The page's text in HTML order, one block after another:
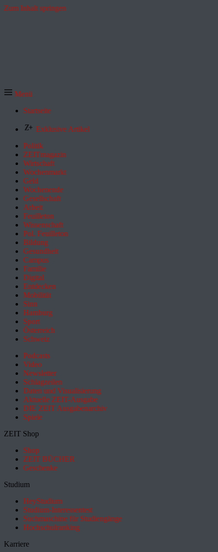
Zum Inhalt springen
Menü
Startseite
Exklusive Artikel
Politik
ZEITmagazin
Wirtschaft
Wochenmarkt
Geld
Wochenende
Gesellschaft
Arbeit
Feuilleton
Wissenschaft
Pol. Feuilleton
Bildung
Gesundheit
Campus
Familie
Digital
Entdecken
Mobilität
Sinn
Hamburg
Sport
Österreich
Schweiz
Podcasts
Video
Newsletter
Schlagzeilen
Daten und Visualisierung
Aktuelle ZEIT-Ausgabe
DIE ZEIT Ausgabenarchiv
Spiele
ZEIT Shop
Shop
ZEIT BÜCHER
Geschenke
Studium
HeyStudium
Studium-Interessentest
Suchmaschine für Studiengänge
Hochschulranking
Karriere